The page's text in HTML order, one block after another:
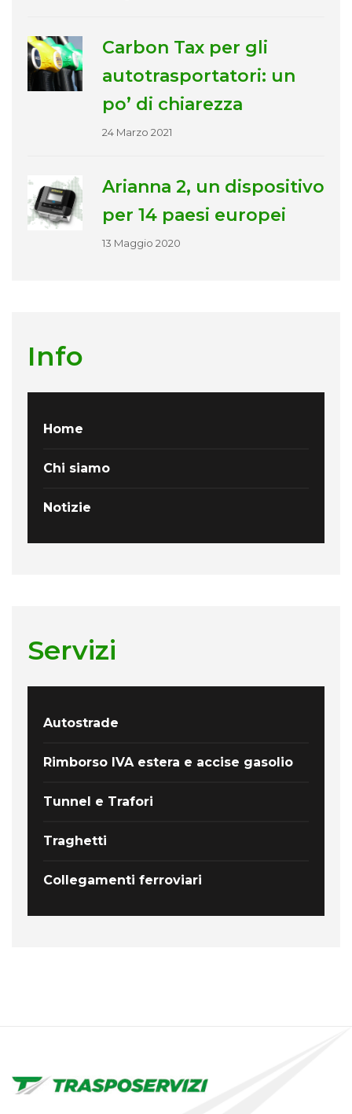
Carbon Tax per gli
autotrasportatori: un
po’ di chiarezza
24 Marzo 2021
Arianna 2, un dispositivo
per 14 paesi europei
13 Maggio 2020
Info
Home
Chi siamo
Notizie
Servizi
Autostrade
Rimborso IVA estera e accise gasolio
Tunnel e Trafori
Traghetti
Collegamenti ferroviari